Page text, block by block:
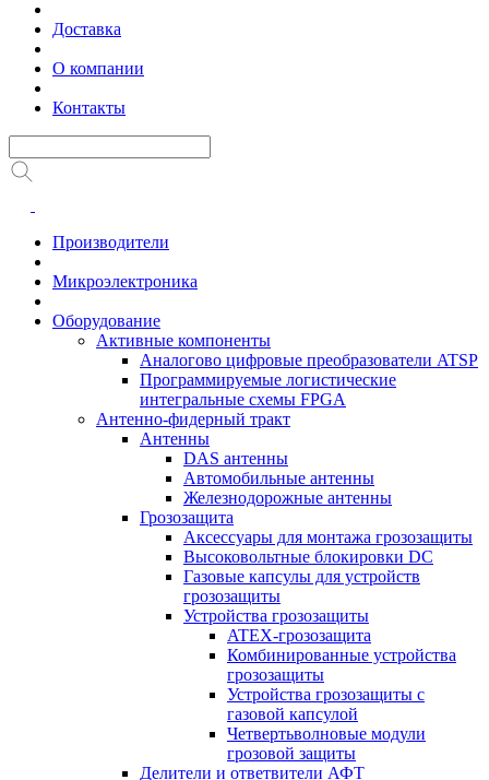
Доставка
О компании
Контакты
Производители
Микроэлектроника
Оборудование
Активные компоненты
Аналогово цифровые преобразователи ATSP
Программируемые логистические
интегральные схемы FPGA
Антенно-фидерный тракт
Антенны
DAS антенны
Автомобильные антенны
Железнодорожные антенны
Грозозащита
Аксессуары для монтажа грозозащиты
Высоковольтные блокировки DC
Газовые капсулы для устройств
грозозащиты
Устройства грозозащиты
ATEX-грозозащита
Комбинированные устройства
грозозащиты
Устройства грозозащиты с
газовой капсулой
Четвертьволновые модули
грозовой защиты
Делители и ответвители АФТ